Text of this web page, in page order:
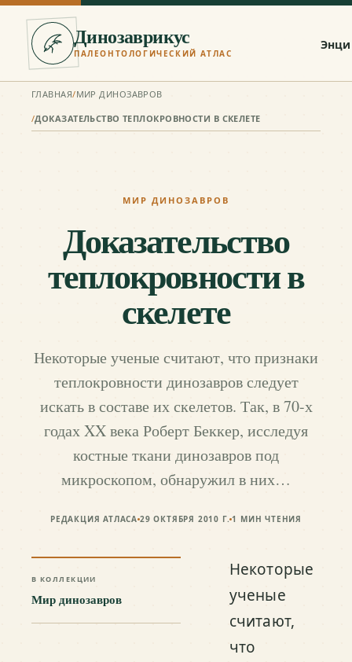
Динозаврикус
ПАЛЕОНТОЛОГИЧЕСКИЙ АТЛАС
ГЛАВНАЯ/МИР ДИНОЗАВРОВ
/ДОКАЗАТЕЛЬСТВО ТЕПЛОКРОВНОСТИ В СКЕЛЕТЕ
МИР ДИНОЗАВРОВ
Доказательство
теплокровности в
скелете
Некоторые ученые считают, что признаки
теплокровности динозавров следует
искать в составе их скелетов. Так, в 70-х
годах XX века Роберт Беккер, исследуя
костные ткани динозавров под
микроскопом, обнаружил в них…
РЕДАКЦИЯ АТЛАСА 29 ОКТЯБРЯ 2010 Г. 1 МИН ЧТЕНИЯ
В КОЛЛЕКЦИИ
Мир динозавров
Некоторые
ученые
считают,
что